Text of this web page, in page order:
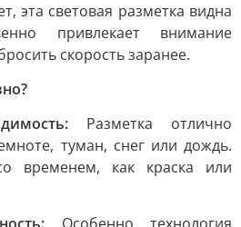
эта световая разметка видна
привлекает внимание
скорость заранее.
Разметка отлично
туман, снег или дождь.
временем, как краска или